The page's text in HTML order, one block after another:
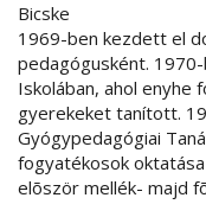
Bicske
1969-ben kezdett el
pedagógusként.
Iskolában, ahol enyhe
gyerekeket tanított.
Gyógypedagógiai
fogyatékosok
elõször mellék- majd